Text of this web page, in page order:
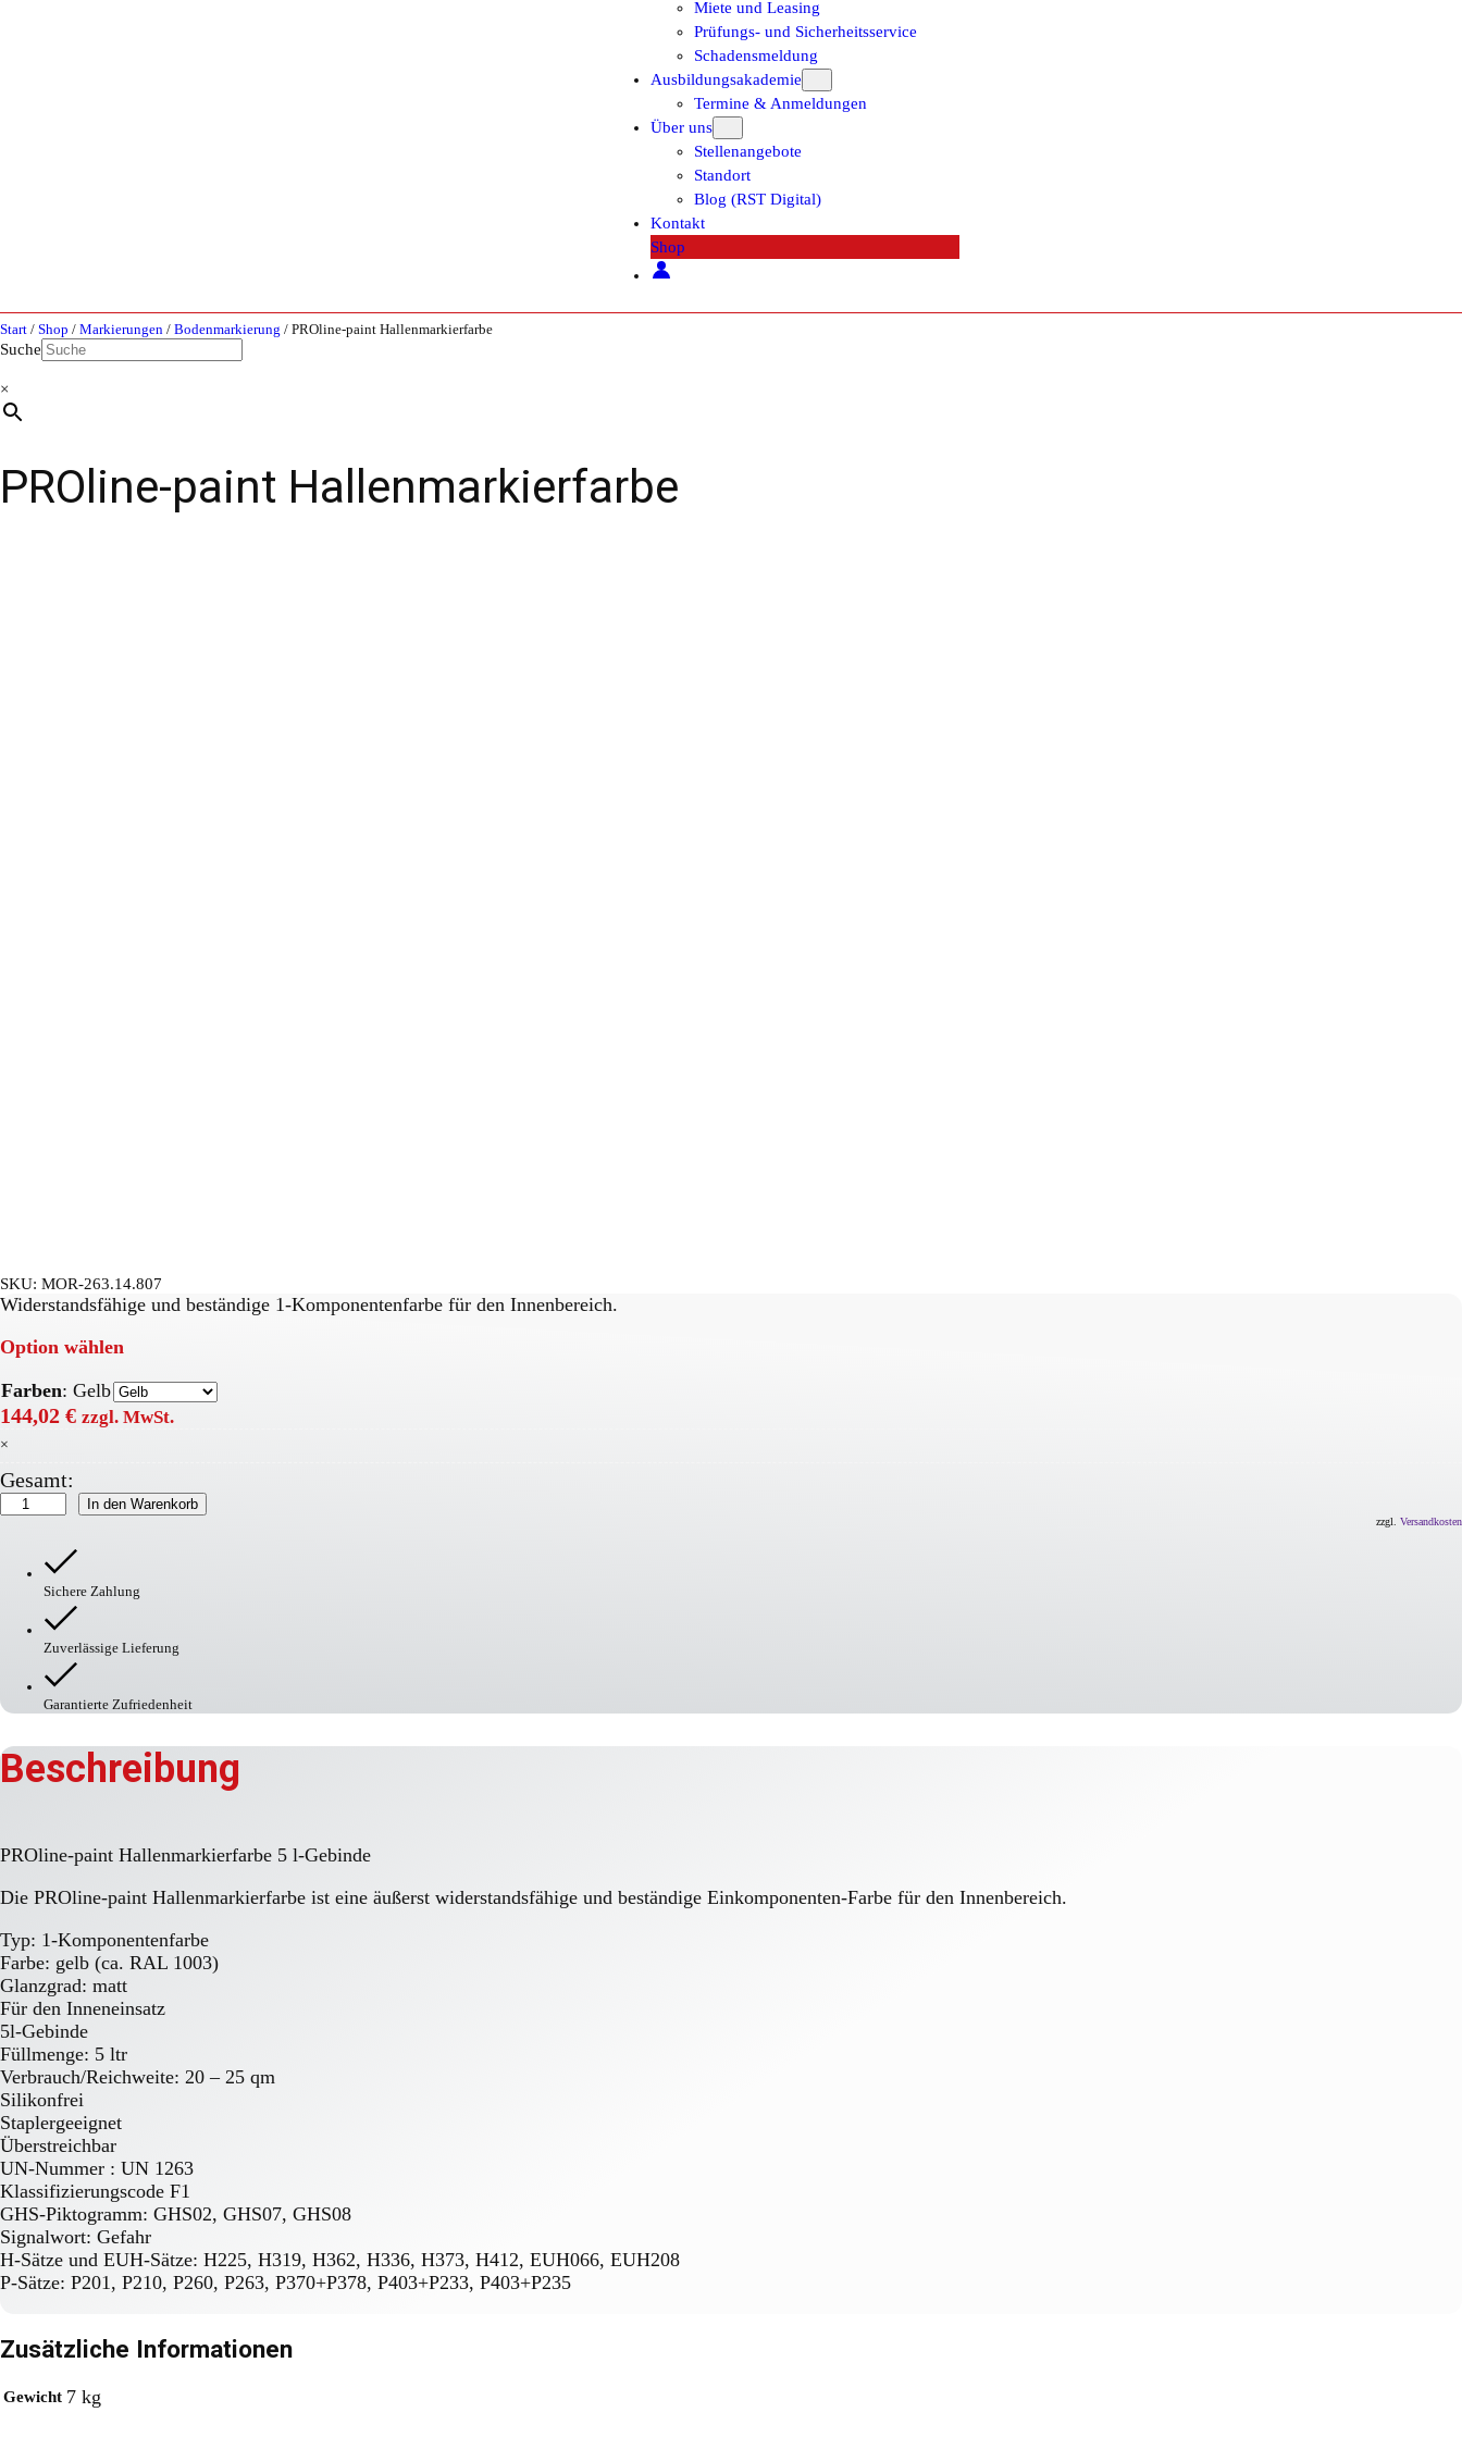
Miete und Leasing
Prüfungs- und Sicherheitsservice
Schadensmeldung
Ausbildungsakademie
Termine & Anmeldungen
Über uns
Stellenangebote
Standort
Blog (RST Digital)
Kontakt
Shop
Start / Shop / Markierungen / Bodenmarkierung / PROline-paint Hallenmarkierfarbe
Suche
×
PROline-paint Hallenmarkierfarbe
SKU: MOR-263.14.807
Widerstandsfähige und beständige 1-Komponentenfarbe für den Innenbereich.
Option wählen
Farben: Gelb
144,02 € zzgl. MwSt.
×
Gesamt:
PROline-
paint
In den Warenkorb
zzgl. Versandkosten
Sichere Zahlung
Zuverlässige Lieferung
Garantierte Zufriedenheit
Beschreibung
PROline-paint Hallenmarkierfarbe 5 l-Gebinde
Die PROline-paint Hallenmarkierfarbe ist eine äußerst widerstandsfähige und beständige Einkomponenten-Farbe für den Innenbereich.
Typ: 1-Komponentenfarbe
Farbe: gelb (ca. RAL 1003)
Glanzgrad: matt
Für den Inneneinsatz
5l-Gebinde
Füllmenge: 5 ltr
Verbrauch/Reichweite: 20 – 25 qm
Silikonfrei
Staplergeeignet
Überstreichbar
UN-Nummer : UN 1263
Klassifizierungscode F1
GHS-Piktogramm: GHS02, GHS07, GHS08
Signalwort: Gefahr
H-Sätze und EUH-Sätze: H225, H319, H362, H336, H373, H412, EUH066, EUH208
P-Sätze: P201, P210, P260, P263, P370+P378, P403+P233, P403+P235
Zusätzliche Informationen
Gewicht 7 kg